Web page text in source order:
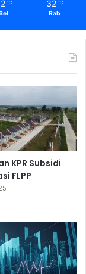
℃ 32 ℃
Rab
KPR Subsidi
FLPP